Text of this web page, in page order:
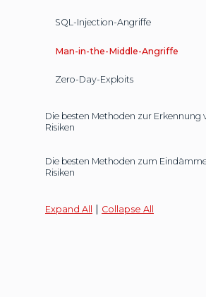
SQL-Injection-Angriffe
Man-in-the-Middle-Angriffe
Zero-Day-Exploits
Die besten Methoden zur Erkennung
Risiken
Die besten Methoden zum
Risiken
Expand All Collapse All